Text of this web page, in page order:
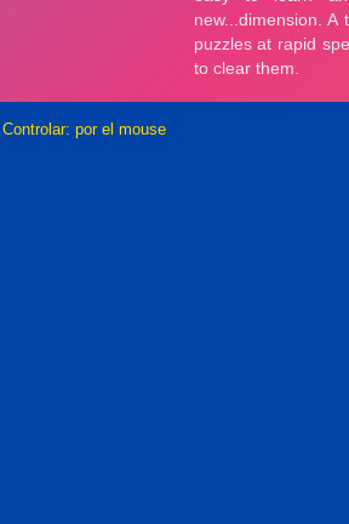
Controlar: por el mouse